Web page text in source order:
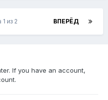
ВПЕРЁД
из 2
If you have an account,